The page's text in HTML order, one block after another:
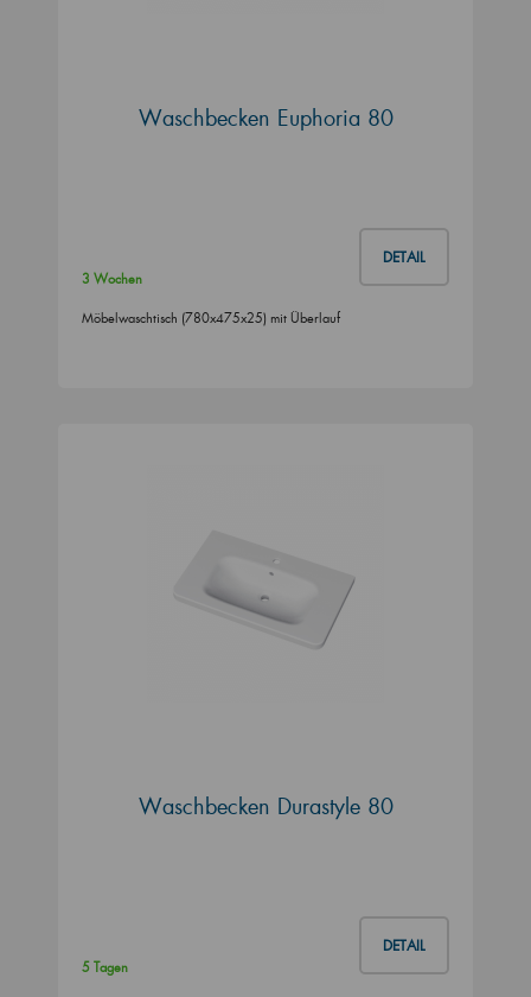
Waschbecken Euphoria 80
DETAIL
3 Wochen
Möbelwaschtisch (780x475x25) mit Überlauf
Waschbecken Durastyle 80
DETAIL
5 Tagen